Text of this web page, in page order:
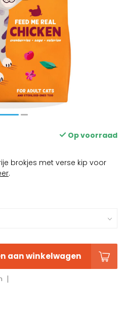
Op voorraad
brokjes met verse kip voor
.
aan winkelwagen